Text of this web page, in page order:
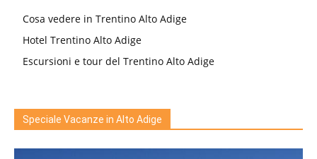
Cosa vedere in Trentino Alto Adige
Hotel Trentino Alto Adige
Escursioni e tour del Trentino Alto Adige
Speciale Vacanze in Alto Adige